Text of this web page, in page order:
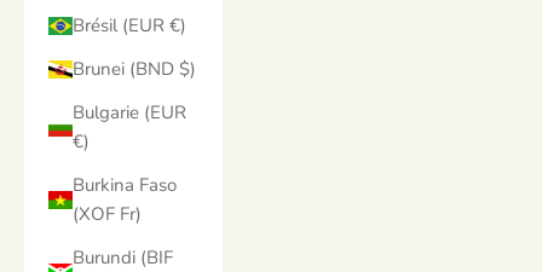
Brésil (EUR €)
Brunei (BND $)
Bulgarie (EUR
€)
Burkina Faso
(XOF Fr)
Burundi (BIF